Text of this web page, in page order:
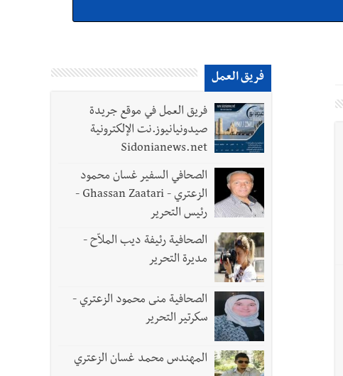
فريق العمل
فريق العمل في موقع جريدة
صيدونيانيوز.نت الإلكترونية
Sidonianews.net
الصحافي السفير غسان محمود
الزعتري - Ghassan Zaatari -
رئيس التحرير
الصحافية رئيفة ديب الملاّح -
مديرة التحرير
الصحافية منى محمود الزعتري -
سكرتير التحرير
المهندس محمد غسان الزعتري